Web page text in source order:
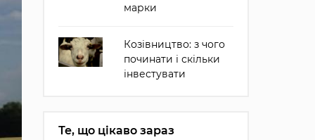
марки
Козівництво: з чого
починати і скільки
інвестувати
Те, що цікаво зараз